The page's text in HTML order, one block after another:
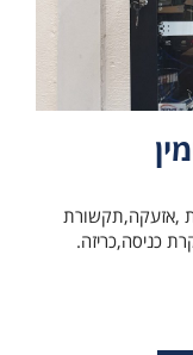
,אזעקה,תקשורת
כניסה,כריזה.